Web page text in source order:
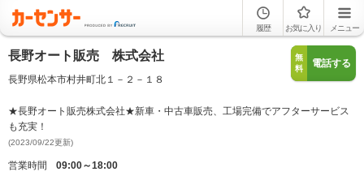
履歴 お気に入り メニュー
長野オート販売 株式会社
長野県松本市村井町北１－２－１８
無
料
電話する
★長野オート販売株式会社★新車・中古車販売、工場完備でアフターサービス
も充実！
(2023/09/22更新)
営業時間
09:00～18:00